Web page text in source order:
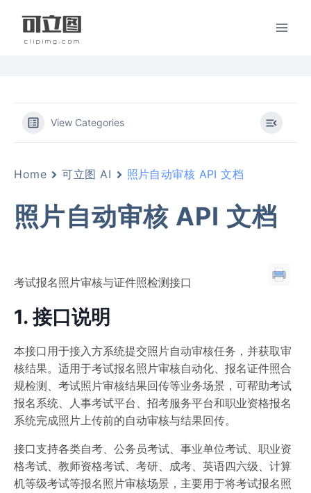
View Categories
Home 可立图 AI 照片自动审核 API 文档
照片自动审核 API 文档
考试报名照片审核与证件照检测接口
1. 接口说明
本接口用于接入方系统提交照片自动审核任务，并获取审
核结果。适用于考试报名照片审核自动化、报名证件照合
规检测、考试照片审核结果回传等业务场景，可帮助考试
报名系统、人事考试平台、招考服务平台和职业资格报名
系统完成照片上传前的自动审核与结果回传。
接口支持各类自考、公务员考试、事业单位考试、职业资
格考试、教师资格考试、考研、成考、英语四六级、计算
机等级考试等报名照片审核场景，主要用于将考试报名照